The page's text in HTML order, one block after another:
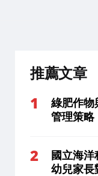
推薦文章
綠肥作物
管理策略
國立海洋
幼兒家長